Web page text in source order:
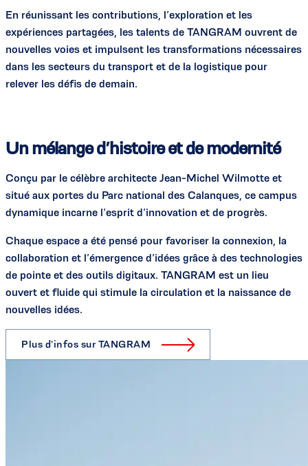
En réunissant les contributions, l’exploration et les
expériences partagées, les talents de TANGRAM ouvrent de
nouvelles voies et impulsent les transformations nécessaires
dans les secteurs du transport et de la logistique pour
relever les défis de demain.
Un mélange d’histoire et de modernité
Conçu par le célèbre architecte Jean-Michel Wilmotte et
situé aux portes du Parc national des Calanques, ce campus
dynamique incarne l’esprit d’innovation et de progrès.
Chaque espace a été pensé pour favoriser la connexion, la
collaboration et l’émergence d’idées grâce à des technologies
de pointe et des outils digitaux. TANGRAM est un lieu
ouvert et fluide qui stimule la circulation et la naissance de
nouvelles idées.
Plus d'infos sur TANGRAM